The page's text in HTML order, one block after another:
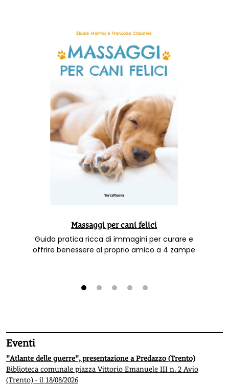
Massaggi per cani felici
Guida pratica ricca di immagini per curare e
offrire benessere al proprio amico a 4 zampe
Eventi
"Atlante delle guerre", presentazione a Predazzo (Trento)
Biblioteca comunale piazza Vittorio Emanuele III n. 2 Avio
(Trento) - il 18/08/2026